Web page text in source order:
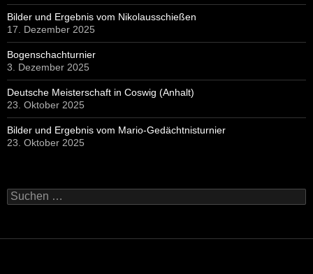
Bilder und Ergebnis vom Nikolausschießen
17. Dezember 2025
Bogenschachturnier
3. Dezember 2025
Deutsche Meisterschaft in Coswig (Anhalt)
23. Oktober 2025
Bilder und Ergebnis vom Mario-Gedächtnisturnier
23. Oktober 2025
Suchen
nach: